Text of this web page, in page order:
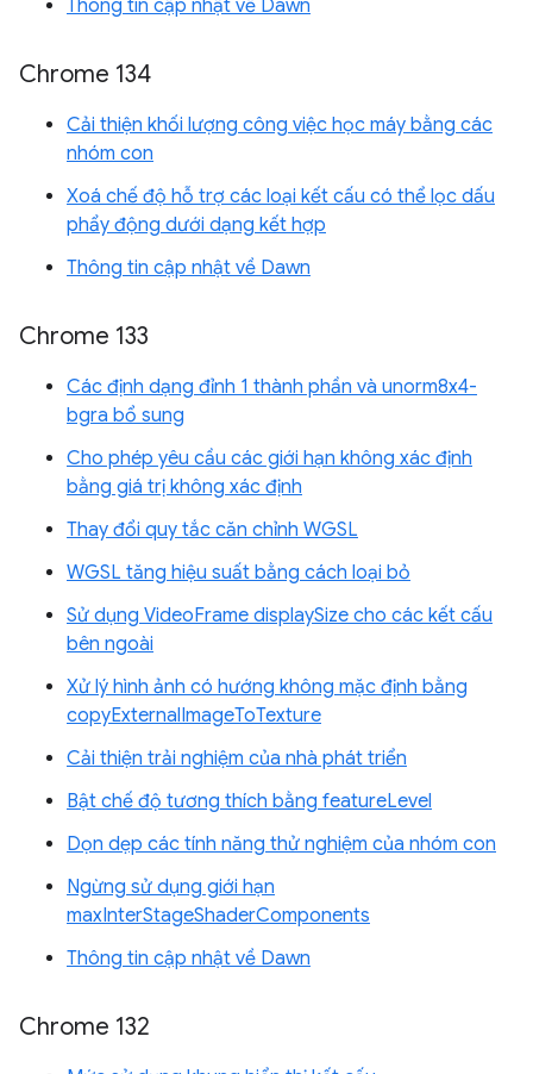
Thông tin cập nhật về Dawn
Chrome 134
Cải thiện khối lượng công việc học máy bằng các
nhóm con
Xoá chế độ hỗ trợ các loại kết cấu có thể lọc dấu
phẩy động dưới dạng kết hợp
Thông tin cập nhật về Dawn
Chrome 133
Các định dạng đỉnh 1 thành phần và unorm8x4-
bgra bổ sung
Cho phép yêu cầu các giới hạn không xác định
bằng giá trị không xác định
Thay đổi quy tắc căn chỉnh WGSL
WGSL tăng hiệu suất bằng cách loại bỏ
Sử dụng VideoFrame displaySize cho các kết cấu
bên ngoài
Xử lý hình ảnh có hướng không mặc định bằng
copyExternalImageToTexture
Cải thiện trải nghiệm của nhà phát triển
Bật chế độ tương thích bằng featureLevel
Dọn dẹp các tính năng thử nghiệm của nhóm con
Ngừng sử dụng giới hạn
maxInterStageShaderComponents
Thông tin cập nhật về Dawn
Chrome 132